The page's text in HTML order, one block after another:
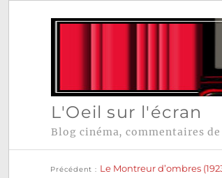
L'Oeil sur l'écran
Blog cinéma, commentaires
Navigation
Précédent Le Montreur d’ombres